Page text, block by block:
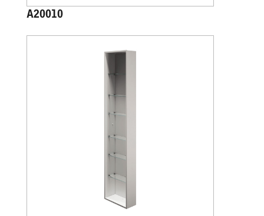
A20010